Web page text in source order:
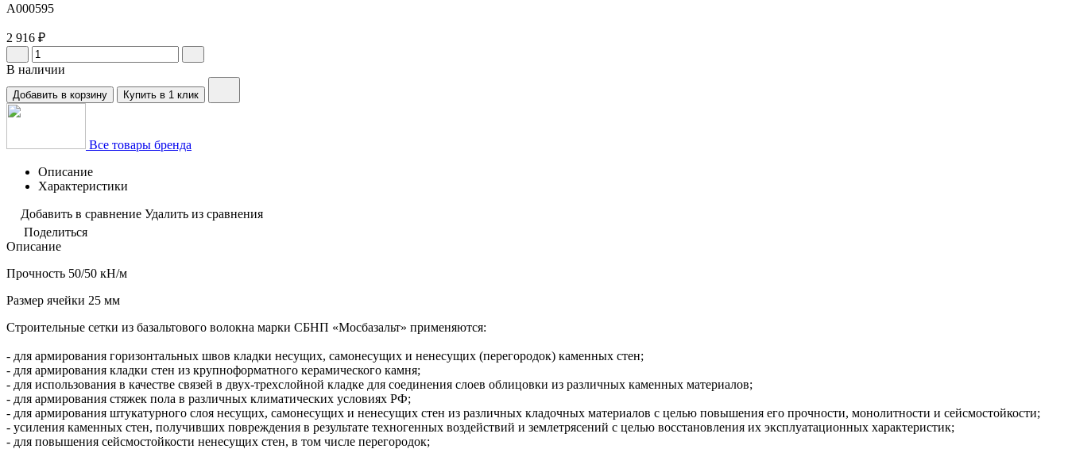
A000595
2 916 ₽
В наличии
Добавить в корзину Купить в 1 клик
Все товары бренда
Описание
Характеристики
Добавить в сравнение Удалить из сравнения
Поделиться
Описание
Прочность 50/50 кН/м
Размер ячейки 25 мм
Строительные сетки из базальтового волокна марки СБНП «Мосбазальт» применяются:
- для армирования горизонтальных швов кладки несущих, самонесущих и ненесущих (перегородок) каменных стен;
- для армирования кладки стен из крупноформатного керамического камня;
- для использования в качестве связей в двух-трехслойной кладке для соединения слоев облицовки из различных каменных материалов;
- для армирования стяжек пола в различных климатических условиях РФ;
- для армирования штукатурного слоя несущих, самонесущих и ненесущих стен из различных кладочных материалов с целью повышения его прочности, монолитности и сейсмостойкости;
- усиления каменных стен, получивших повреждения в результате техногенных воздействий и землетрясений с целью восстановления их эксплуатационных характеристик;
- для повышения сейсмостойкости ненесущих стен, в том числе перегородок;